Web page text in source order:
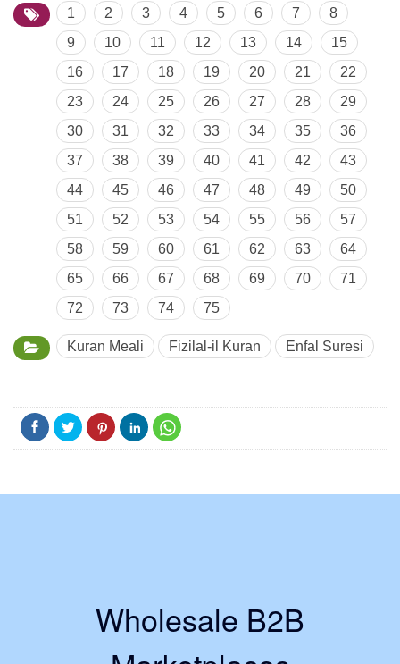
1 2 3 4 5 6 7
8
9
10 11 12 13 14
15
16
17 18 19 20 21
22
23
24 25 26 27 28
29
30
31 32 33 34 35
36
37
38 39 40 41 42
43
44
45 46 47 48 49
50
51
52 53 54 55 56
57
58
59 60 61 62 63
64
65
66 67 68 69 70
71
72
73 74 75
Kuran Meali Fizilal-il Kuran Enfal Suresi
Wholesale B2B